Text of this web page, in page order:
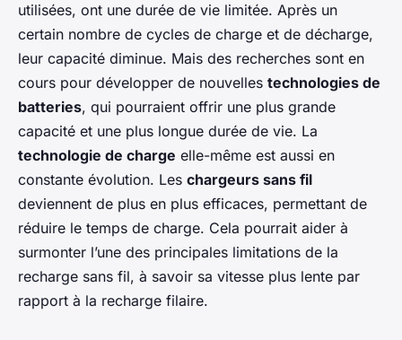
utilisées, ont une durée de vie limitée. Après un
certain nombre de cycles de charge et de décharge,
leur capacité diminue. Mais des recherches sont en
cours pour développer de nouvelles technologies de
batteries, qui pourraient offrir une plus grande
capacité et une plus longue durée de vie. La
technologie de charge elle-même est aussi en
constante évolution. Les chargeurs sans fil
deviennent de plus en plus efficaces, permettant de
réduire le temps de charge. Cela pourrait aider à
surmonter l’une des principales limitations de la
recharge sans fil, à savoir sa vitesse plus lente par
rapport à la recharge filaire.